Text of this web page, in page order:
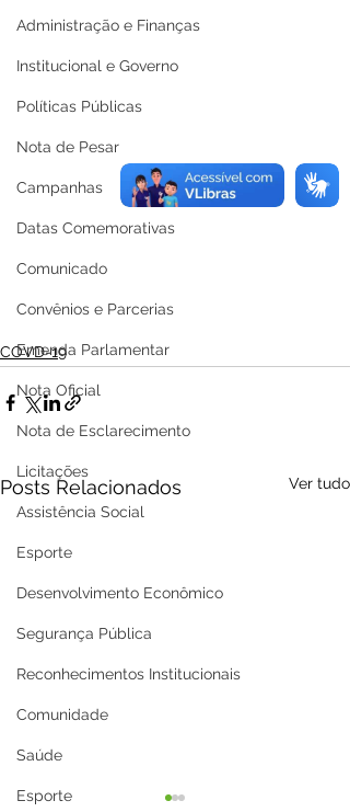
Administração e Finanças
Institucional e Governo
Políticas Públicas
Nota de Pesar
Campanhas
Datas Comemorativas
Comunicado
Convênios e Parcerias
Emenda Parlamentar
Nota Oficial
Nota de Esclarecimento
Licitações
Assistência Social
Esporte
Desenvolvimento Econômico
Segurança Pública
Reconhecimentos Institucionais
Comunidade
Saúde
Esporte
COVD-19
Posts Relacionados Ver tudo